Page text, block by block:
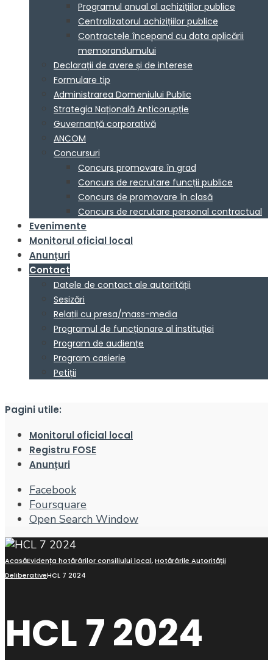
Programul anual al achizițiilor publice
Centralizatorul achizițiilor publice
Contractele începand cu data aplicării
memorandumului
Declarații de avere și de interese
Formulare tip
Administrarea Domeniului Public
Strategia Națională Anticorupție
Guvernanță corporativă
ANCOM
Concursuri
Concurs promovare în grad
Concurs de recrutare funcții publice
Concurs de promovare în clasă
Concurs de recrutare personal contractual
Evenimente
Monitorul oficial local
Anunțuri
Contact
Datele de contact ale autorității
Sesizări
Relații cu presa/mass-media
Programul de funcționare al instituției
Program de audiențe
Program casierie
Petiții
Pagini utile:
Monitorul oficial local
Registru FOSE
Anunțuri
Facebook
Foursquare
Open Search Window
AcasăEvidența hotărârilor consiliului local,Hotărârile Autorității
DeliberativeHCL 7 2024
HCL 7 2024